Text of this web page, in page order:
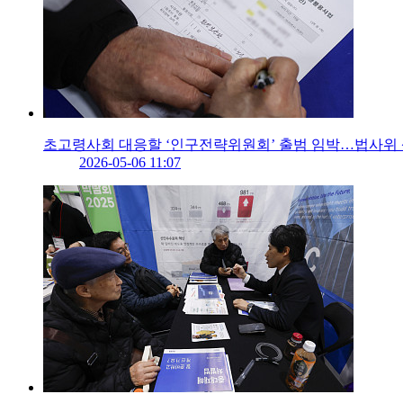
초고령사회 대응할 ‘인구전략위원회’ 출범 임박…법사위
2026-05-06 11:07